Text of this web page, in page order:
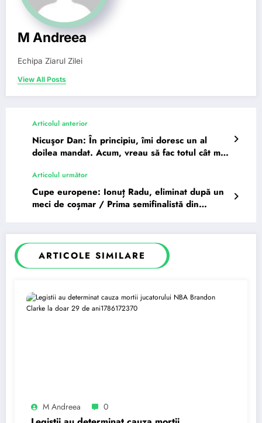
M Andreea
Echipa Ziarul Zilei
View All Posts
Articolul anterior
Nicuşor Dan: În principiu, îmi doresc un al
doilea mandat. Acum, vreau să fac totul cât mai
Articolul următor
Cupe europene: Ionuț Radu, eliminat după un
meci de coșmar / Prima semifinalistă din
ARTICOLE SIMILARE
M Andreea 0